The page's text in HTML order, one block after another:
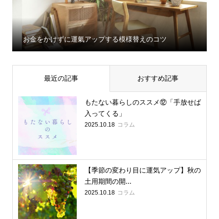
お金をかけずに運氣アップする模様替えのコツ
最近の記事 おすすめ記事
もたない暮らしのススメ⑫「手放せば
入ってくる」
2025.10.18 コラム
【季節の変わり目に運気アップ】秋の
土用期間の開...
2025.10.18 コラム